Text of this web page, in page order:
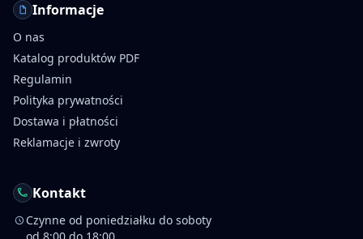
Informacje
O nas
Katalog produktów PDF
Regulamin
Polityka prywatności
Dostawa i płatności
Reklamacje i zwroty
Kontakt
Czynne od poniedziałku do soboty